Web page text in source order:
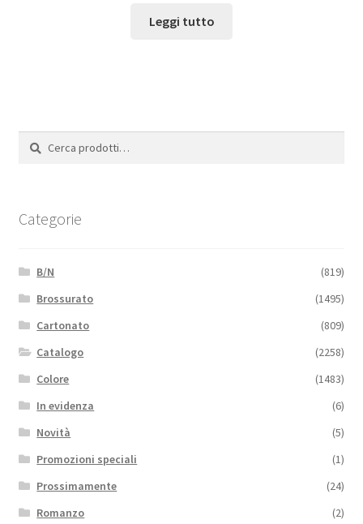
Leggi tutto
Cerca:
Cerca
Categorie
B/N
(819)
Brossurato
(1495)
Cartonato
(809)
Catalogo
(2258)
Colore
(1483)
In evidenza
(6)
Novità
(5)
Promozioni speciali
(1)
Prossimamente
(24)
Romanzo
(2)